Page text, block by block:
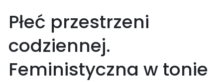
Płeć przestrzeni
codziennej.
Feministyczna w tonie